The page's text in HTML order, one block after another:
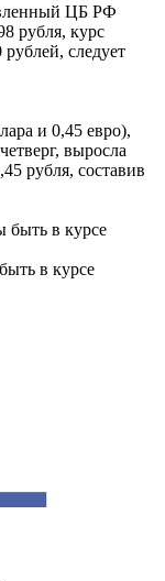
ЦБ РФ
рубля, курс
следует
и 0,45 евро),
выросла
рубля, составив
быть в курсе
в курсе